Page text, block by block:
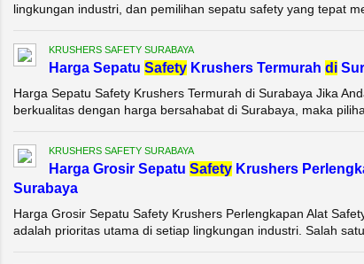
lingkungan industri, dan pemilihan sepatu safety yang tepat
KRUSHERS SAFETY SURABAYA
Harga Sepatu SafetyKrushers Termurah di
Harga Sepatu Safety Krushers Termurah di Surabaya Jika
berkualitas dengan harga bersahabat di Surabaya, maka
KRUSHERS SAFETY SURABAYA
Harga Grosir Sepatu SafetyKrushers
Surabaya
Harga Grosir Sepatu Safety Krushers Perlengkapan Alat
adalah prioritas utama di setiap lingkungan industri. Salah